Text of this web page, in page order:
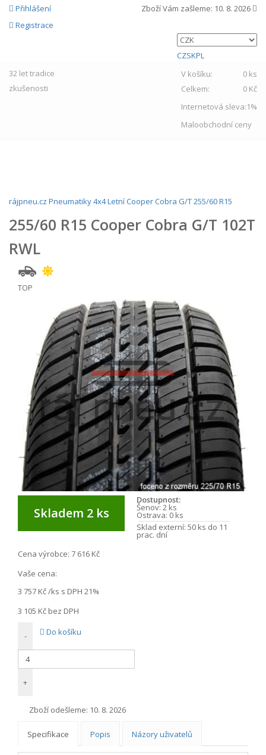
Přihlášení
Registrace
Zboží Vám zašleme: 10. 8. 2026
CZSKPL
32 lettradice
zkušenosti
V košíku:
0 ks
Celkem:
0 Kč
Internetová sleva:1%
Maloobchodní ceny
rájpneu.cz Pneumatiky4x4LetníCooperCobra G/T255/60 R15
255/60 R15 Cooper Cobra G/T 102T
RWL
TOP
Skladem 2 ks
Dostupnost:
Šenov: 2 ks
Ostrava: 0 ks
Sklad externí: 50 ks do 11
prac. dní
Cena výrobce: 7 616 Kč
Vaše cena:
3 757 Kč/ks s DPH 21%
3 105 Kč bez DPH
-
+
Do košíku
Zboží odešleme: 10. 8. 2026
Specifikace Popis Názory uživatelů